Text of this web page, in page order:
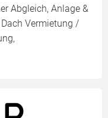
Abgleich, Anlage &
Vermietung /